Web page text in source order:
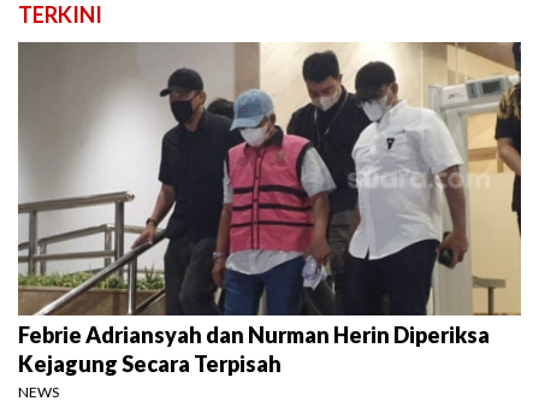
TERKINI
Febrie Adriansyah dan Nurman Herin Diperiksa
Kejagung Secara Terpisah
NEWS